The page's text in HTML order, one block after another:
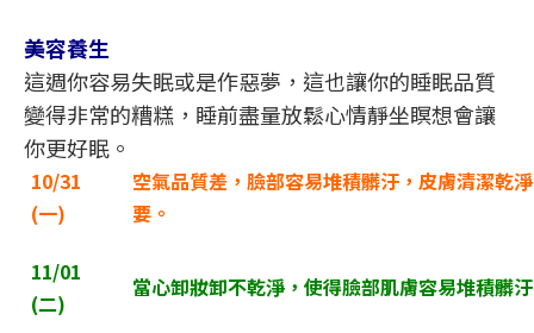
美容養生
這週你容易失眠或是作惡夢，這也讓你的睡眠品質
變得非常的糟糕，睡前盡量放鬆心情靜坐瞑想會讓
你更好眠。
10/31
(一)
空氣品質差，臉部容易堆積髒汙，皮膚清潔乾
要。
11/01
(二)
當心卸妝卸不乾淨，使得臉部肌膚容易堆積髒